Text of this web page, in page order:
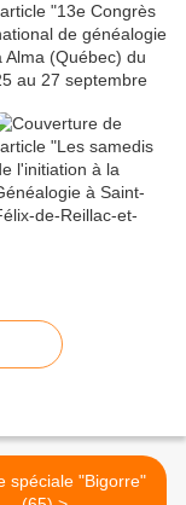
spéciale "Bigorre"